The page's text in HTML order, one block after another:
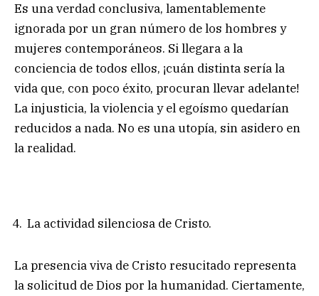
Es una verdad conclusiva, lamentablemente
ignorada por un gran número de los hombres y
mujeres contemporáneos. Si llegara a la
conciencia de todos ellos, ¡cuán distinta sería la
vida que, con poco éxito, procuran llevar adelante!
La injusticia, la violencia y el egoísmo quedarían
reducidos a nada. No es una utopía, sin asidero en
la realidad.
La actividad silenciosa de Cristo.
La presencia viva de Cristo resucitado representa
la solicitud de Dios por la humanidad. Ciertamente,